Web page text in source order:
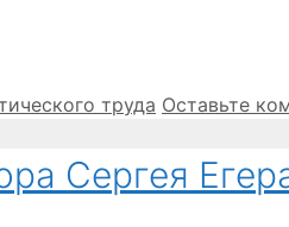
труда Оставьте
Сергея